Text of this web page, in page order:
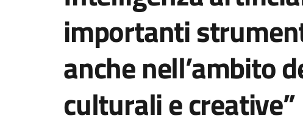
importanti
anche nell’ambito
culturali e creative”